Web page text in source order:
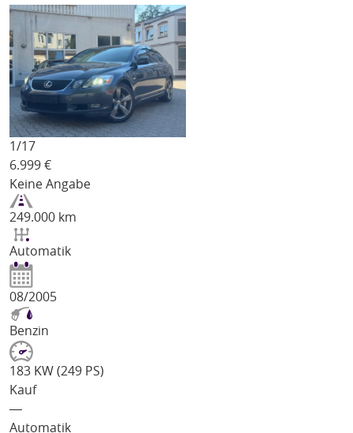
1/17
6.999 €
Keine Angabe
249.000 km
Automatik
08/2005
Benzin
183 KW (249 PS)
Kauf
―
Automatik